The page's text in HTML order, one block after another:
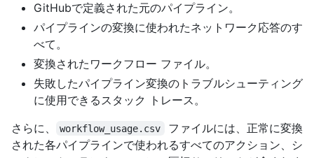
GitHubで定義された元のパイプライン。
パイプラインの変換に使われたネットワーク応答のす
べて。
変換されたワークフロー ファイル。
失敗したパイプライン変換のトラブルシューティング
に使用できるスタック トレース。
さらに、
workflow_usage.csv
ファイルには、正常に変換
された各パイプラインで使われるすべてのアクション、シ